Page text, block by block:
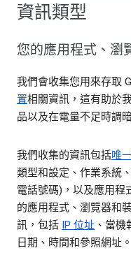
資訊類型
您的應用程式、瀏
我們會收集您用來存取
置相關資訊，這有助於
品以及在電量不足時調
我們收集的資訊包括唯
類型和設定、作業系統
電話號碼)，以及應用程
的應用程式、瀏覽器和
訊，包括 IP 位址 、當
日期、時間和參照網址。